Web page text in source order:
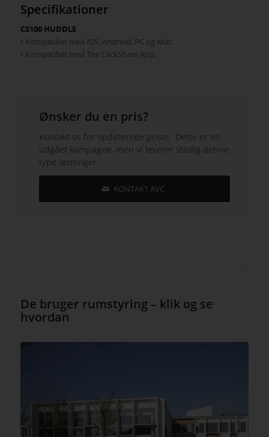
Specifikationer
CS100 HUDDLE
• Kompatibel med iOS, Android, PC og Mac.
• Kompatibel med The ClickShare App.
Ønsker du en pris?
Kontakt os for opdaterede priser. Dette er en
udgået kampagne, men vi leverer stadig denne
type løsninger.
KONTAKT AVC
De bruger rumstyring – klik og se
hvordan